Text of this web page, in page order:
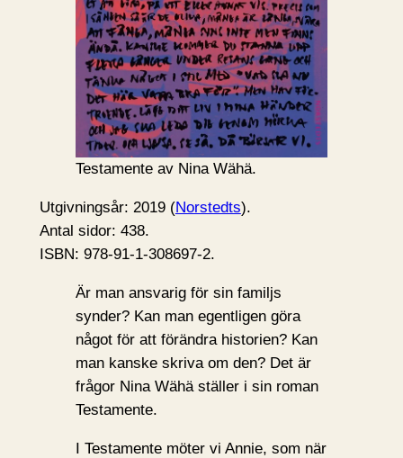
Testamente av Nina Wähä.
Utgivningsår: 2019 (Norstedts).
Antal sidor: 438.
ISBN: 978-91-1-308697-2.
Är man ansvarig för sin familjs
synder? Kan man egentligen göra
något för att förändra historien? Kan
man kanske skriva om den? Det är
frågor Nina Wähä ställer i sin roman
Testamente.
I Testamente möter vi Annie, som när